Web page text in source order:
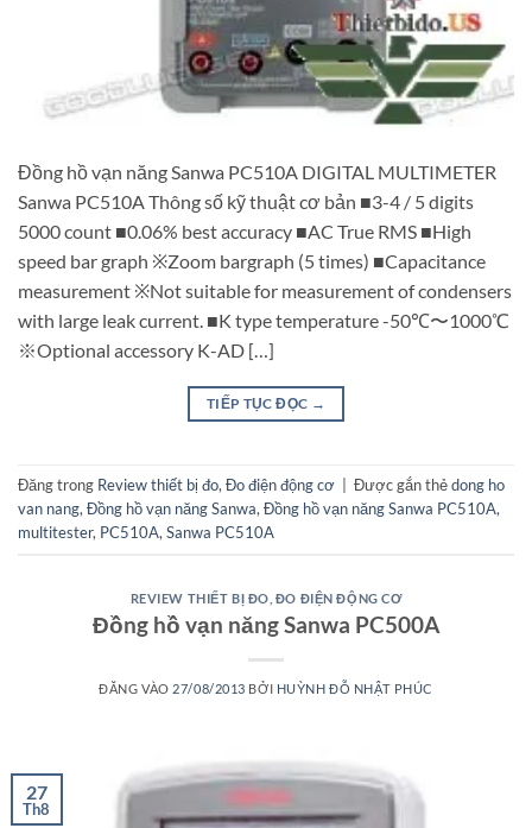
Đồng hồ vạn năng Sanwa PC510A DIGITAL MULTIMETER
Sanwa PC510A Thông số kỹ thuật cơ bản ■3-4 / 5 digits
5000 count ■0.06% best accuracy ■AC True RMS ■High
speed bar graph ※Zoom bargraph (5 times) ■Capacitance
measurement ※Not suitable for measurement of condensers
with large leak current. ■K type temperature -50℃〜1000℃
※Optional accessory K-AD […]
TIẾP TỤC ĐỌC →
Đăng trong Review thiết bị đo, Đo điện động cơ Được gắn thẻdong ho
van nang, Đồng hồ vạn năng Sanwa, Đồng hồ vạn năng Sanwa PC510A,
multitester, PC510A, Sanwa PC510A
REVIEW THIẾT BỊ ĐO ĐO ĐIỆN ĐỘNG CƠ
Đồng hồ vạn năng Sanwa PC500A
ĐĂNG VÀO 27/08/2013 BỞI HUỲNH ĐỖ NHẬT PHÚC
27
Th8